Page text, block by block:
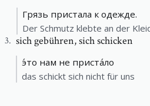
Грязь пристала к одежде.
Der Schmutz klebte an der
3. sich gebühren,sich schicken
э́то нам не приста́ло
das schickt sich nicht für uns